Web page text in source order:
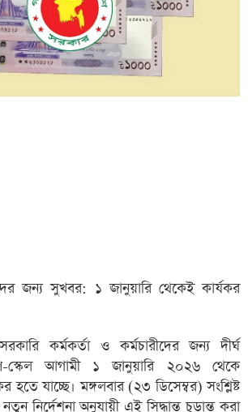
জন্য সুখবর: ১ জানুয়ারি থেকেই কার্যকর
কর্মকর্তা ও কর্মচারীদের জন্য দীর্ঘ
স্কেল আগামী ১ জানুয়ারি ২০২৬ থেকে
হতে যাচ্ছে। মঙ্গলবার (২৩ ডিসেম্বর) সংশ্লিষ্ট
নির্দেশনা অনুযায়ী এই সিদ্ধান্ত চূড়ান্ত করা